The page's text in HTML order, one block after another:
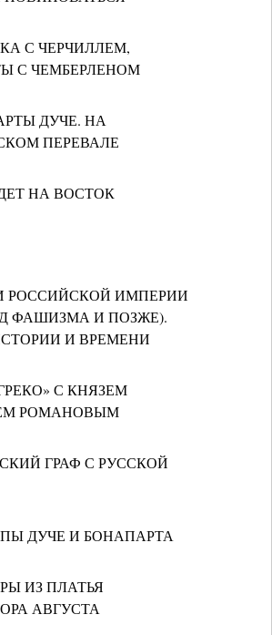
С ЧЕРЧИЛЛЕМ,
С ЧЕМБЕРЛЕНОМ
ДУЧЕ. НА
ПЕРЕВАЛЕ
НА ВОСТОК
РОССИЙСКОЙ ИМПЕРИИ
ФАШИЗМА И ПОЗЖЕ).
И ВРЕМЕНИ
С КНЯЗЕМ
РОМАНОВЫМ
ГРАФ С РУССКОЙ
ДУЧЕ И БОНАПАРТА
ИЗ ПЛАТЬЯ
АВГУСТА